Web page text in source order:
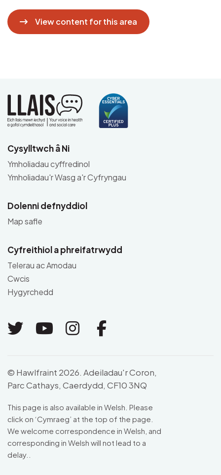
View content for this area
Cysylltwch â Ni
Ymholiadau cyffredinol
Ymholiadau'r Wasg a'r Cyfryngau
Dolenni defnyddiol
Map safle
Cyfreithiol a phreifatrwydd
Telerau ac Amodau
Cwcis
Hygyrchedd
Link to Twitter
Link to Youtube
Link to Instagram
Link to
© Hawlfraint 2026. Adeiladau'r Coron,
Parc Cathays, Caerdydd, CF10 3NQ
This page is also available in Welsh. Please
click on ‘Cymraeg’ at the top of the page.
We welcome correspondence in Welsh, and
corresponding in Welsh will not lead to a
delay..